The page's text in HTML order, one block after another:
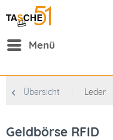
Menü
Übersicht Leder
Geldbörse RFID